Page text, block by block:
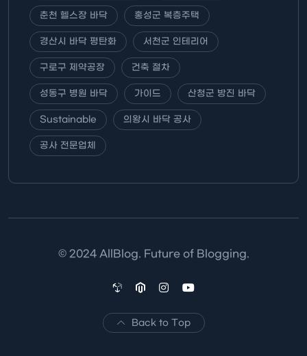
춘천 헬스장 바닥 홍성군 복층주택
경산시 바닥 평탄화 서천군 인테리어
구로구 제약공장 건축 절차
성동구 병원 바닥 가이드 산청군 방진 바닥
Sustainable 의왕시 바닥 공사
공사 전문업체
© 2024 AllBlog. Future of Blogging.
Back to Top